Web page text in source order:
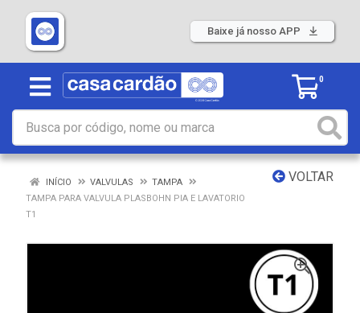
Baixe já nosso APP
0
VOLTAR
INÍCIO VALVULAS
TAMPA
TAMPA PARA VALVULA PLASBOHN PIA E LAVATORIO
T1